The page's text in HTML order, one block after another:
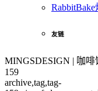
RabbitBake
友链
MINGSDESIGN | 咖啡
159
archive,tag,tag-